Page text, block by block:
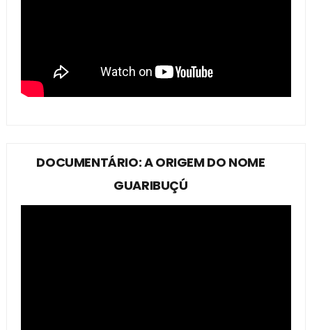
DOCUMENTÁRIO: A ORIGEM DO NOME
GUARIBUÇÚ